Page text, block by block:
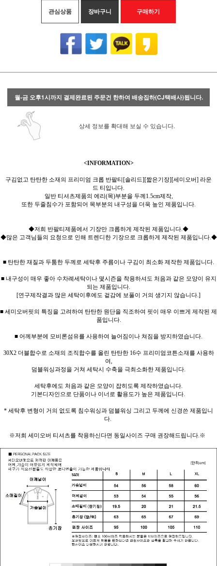
관심상품 장바구니 구매하기
월-금 오후1시까지 결제완료된 주문건 한하여 배송집하(CJ택배사)됩니다.
상세 정보를 확대해 보실 수 있습니다.
<INFORMATION>
구김없고 탄탄한 소재의 프리미엄 크롭 반팔티[솔리드][짧은기장][세미오버] 라운
드 티입니다.
일반 티셔츠제품의 에리(목)부분을 두께1.5cm제작,
또한 두줄침수가 포함되어 목부분의 내구성을 더욱 높인 제품입니다.
◆저희 반팔티제품에서 기장만 크롭하게 제작된 제품입니다.◆
◆많은 고객님들의 요청으로 인해 트렌디한 기장으로 크롭하게 제작된 제품입니다.◆
■ 탄탄한 재질과 두툼한 두께로 세탁후 주름이나 구김이 최소화 제작한 제품입니다.
■ 내구성이 매우 좋아 수차례세탁이나 몇시즌을 착용하셔도 처음과 같은 모양이 유지
되는 제품입니다.
[연구제작결과 많은 세탁이후에도 겉감에 보풀이 거의 생기지 않습니다.]
■ 세미오버핏의 특징을 고려하여 탄탄한 원단을 직조하여 핏이 매우 이쁘게 제작된 제
품입니다.
■ 어께부분에 모비론섬유를 사용하여 늘어짐이나 쳐짐을 방지하였습니다.
30X2 더블합수로 소재의 조직합수를 올린 탄탄한 16수 프리미엄코튼소재를 사용하
여,
덤블워싱과정을 거쳐 세탁시 수축을 극최소화한 제품입니다.
세탁후에도 처음과 같은 모양이 잡히도록 제작하였습니다.
기본디자인으로 단품이나 이너로 활용도가 높은 제품입니다.
* 세탁후 변형이 거의 없도록 침수워싱과 덤블워싱 그리고 두께에 신경쓴 제품입니
다.
※저희 세미오버 티셔츠를 착용하신다면 동일사이즈 구매 권장해드립니다.※